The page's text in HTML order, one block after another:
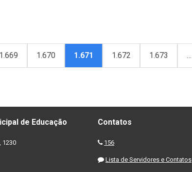
1.669 1.670 1.671 1.672 1.673 …
de Educação
1230
Contatos
156
Lista de Servidores e Contatos